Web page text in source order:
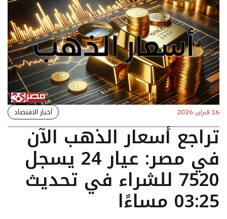
16 فبراير، 2026 أخبار الاقتصاد
تراجع أسعار الذهب الآن
في مصر: عيار 24 يسجل
7520 للشراء في تحديث
03:25 مساءًا